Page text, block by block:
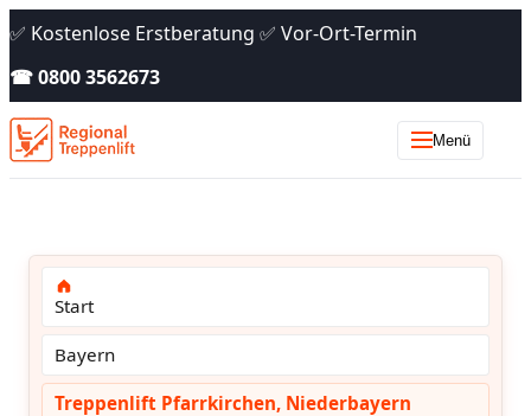
✅ Kostenlose Erstberatung ✅ Vor-Ort-Termin
☎ 0800 3562673
Menü
Start
Bayern
Treppenlift Pfarrkirchen, Niederbayern